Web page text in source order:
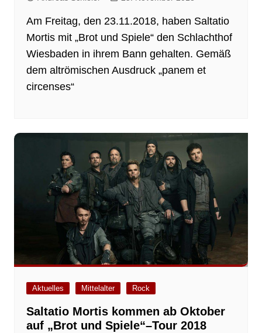
Am Freitag, den 23.11.2018, haben Saltatio
Mortis mit „Brot und Spiele“ den Schlachthof
Wiesbaden in ihrem Bann gehalten. Gemäß
dem altrömischen Ausdruck „panem et
circenses“
Aktuelles Mittelalter Rock
Saltatio Mortis kommen ab Oktober
auf „Brot und Spiele“–Tour 2018